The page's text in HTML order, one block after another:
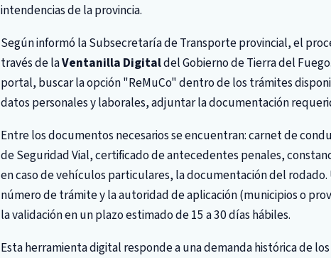
intendencias de la provincia.
Según informó la Subsecretaría de Transporte provincial, el
través de laVentanilla Digitaldel Gobierno de Tierra del
portal, buscar la opción "ReMuCo" dentro de los trámites
datos personales y laborales, adjuntar la documentación
Entre los documentos necesarios se encuentran: carnet de
de Seguridad Vial, certificado de antecedentes penales,
en caso de vehículos particulares, la documentación del rodado.
número de trámite y la autoridad de aplicación (municipios o
la validación en un plazo estimado de 15 a 30 días hábiles.
Esta herramienta digital responde a una demanda histórica de